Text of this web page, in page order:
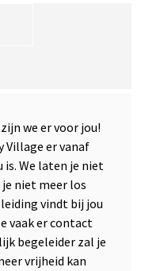
we er voor jou!
Village er vanaf
We laten je niet
niet meer los
vindt bij jou
vaak er contact
begeleider zal je
vrijheid kan